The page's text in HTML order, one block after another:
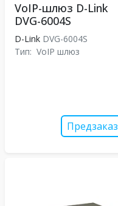
VoIP-шлюз D-Link
DVG-6004S
D-Link DVG-6004S
Тип: VoIP шлюз
Предзаказ